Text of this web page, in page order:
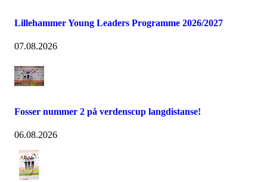
Lillehammer Young Leaders Programme 2026/2027
07.08.2026
Fosser nummer 2 på verdenscup langdistanse!
06.08.2026